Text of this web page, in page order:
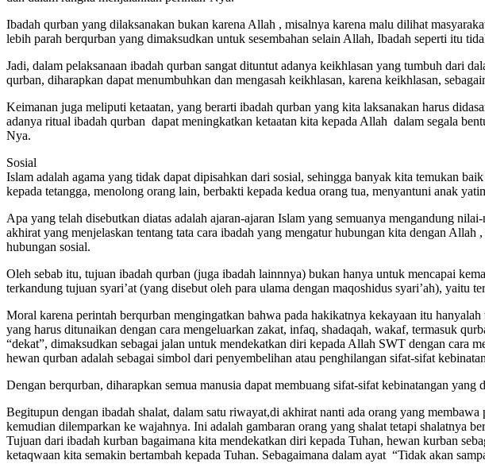
Ibadah qurban yang dilaksanakan bukan karena Allah , misalnya karena malu dilihat
lebih parah berqurban yang dimaksudkan untuk sesembahan selain Allah, Ibadah seperti itu
Jadi, dalam pelaksanaan ibadah qurban sangat dituntut adanya keikhlasan yang tumbuh dari
qurban, diharapkan dapat menumbuhkan dan mengasah keikhlasan, karena keikhlasan,
Keimanan juga meliputi ketaatan, yang berarti ibadah qurban yang kita laksanakan harus
adanya ritual ibadah qurban dapat meningkatkan ketaatan kita kepada Allah dalam segala
Nya.
Sosial
Islam adalah agama yang tidak dapat dipisahkan dari sosial, sehingga banyak kita temukan
kepada tetangga, menolong orang lain, berbakti kepada kedua orang tua, menyantuni anak
Apa yang telah disebutkan diatas adalah ajaran-ajaran Islam yang semuanya mengandung
akhirat yang menjelaskan tentang tata cara ibadah yang mengatur hubungan kita dengan
hubungan sosial.
Oleh sebab itu, tujuan ibadah qurban (juga ibadah lainnnya) bukan hanya untuk mencapai
terkandung tujuan syari’at (yang disebut oleh para ulama dengan maqoshidus syari’ah), yaitu
Moral karena perintah berqurban mengingatkan bahwa pada hakikatnya kekayaan itu
yang harus ditunaikan dengan cara mengeluarkan zakat, infaq, shadaqah, wakaf, termasuk
“dekat”, dimaksudkan sebagai jalan untuk mendekatkan diri kepada Allah SWT dengan cara
hewan qurban adalah sebagai simbol dari penyembelihan atau penghilangan sifat-sifat
Dengan berqurban, diharapkan semua manusia dapat membuang sifat-sifat kebinatangan
Begitupun dengan ibadah shalat, dalam satu riwayat,di akhirat nanti ada orang yang
kemudian dilemparkan ke wajahnya. Ini adalah gambaran orang yang shalat tetapi shalatnya
Tujuan dari ibadah kurban bagaimana kita mendekatkan diri kepada Tuhan, hewan kurban
ketaqwaan kita semakin bertambah kepada Tuhan. Sebagaimana dalam ayat “Tidak akan